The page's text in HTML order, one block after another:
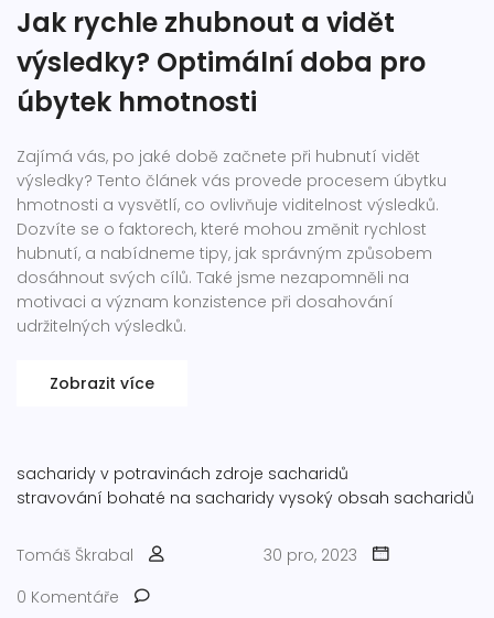
Jak rychle zhubnout a vidět
výsledky? Optimální doba pro
úbytek hmotnosti
Zajímá vás, po jaké době začnete při hubnutí vidět
výsledky? Tento článek vás provede procesem úbytku
hmotnosti a vysvětlí, co ovlivňuje viditelnost výsledků.
Dozvíte se o faktorech, které mohou změnit rychlost
hubnutí, a nabídneme tipy, jak správným způsobem
dosáhnout svých cílů. Také jsme nezapomněli na
motivaci a význam konzistence při dosahování
udržitelných výsledků.
Zobrazit více
sacharidy v potravinách zdroje sacharidů
stravování bohaté na sacharidy vysoký obsah sacharidů
Tomáš Škrabal
30 pro, 2023
0 Komentáře